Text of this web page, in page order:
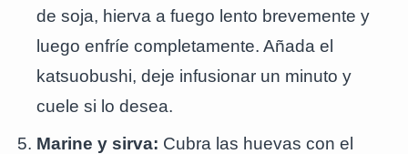
de soja, hierva a fuego lento brevemente y
luego enfríe completamente. Añada el
katsuobushi, deje infusionar un minuto y
cuele si lo desea.
Marine y sirva: Cubra las huevas con el